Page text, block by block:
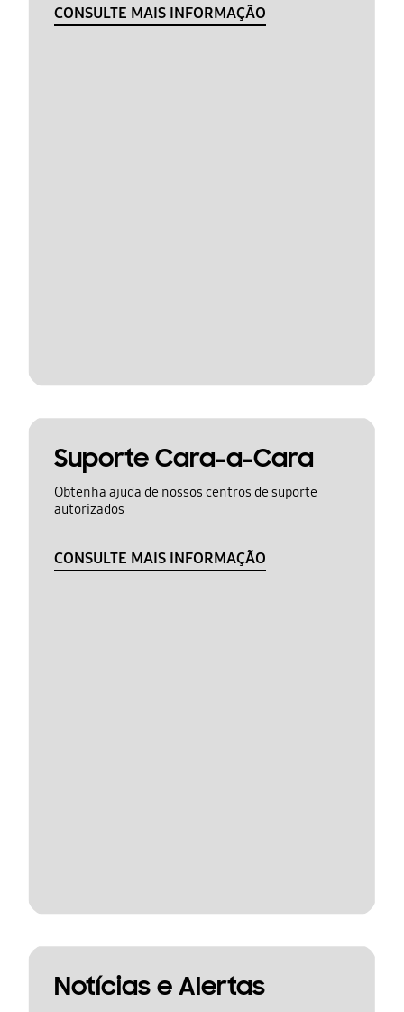
CONSULTE MAIS INFORMAÇÃO
Suporte Cara-a-Cara
Obtenha ajuda de nossos centros de suporte
autorizados
CONSULTE MAIS INFORMAÇÃO
Notícias e Alertas